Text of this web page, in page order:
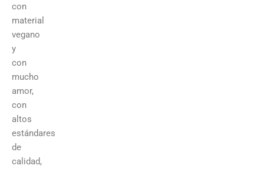
con
material
vegano
y
con
mucho
amor,
con
altos
estándares
de
calidad,